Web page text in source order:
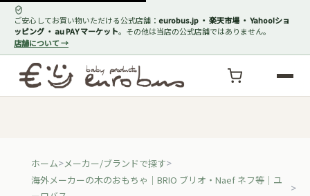
ご安心してお買い物いただける公式店舗： eurobus.jp ・ 楽天市場 ・ Yahoo!ショ
ッピング ・ au PAY マーケット。その他は当店の公式店舗ではありません。
店舗について →
ホーム メーカー/ブランドで探す
海外メーカーの木のおもちゃ｜BRIO ブリオ・Naef ネフ等｜ユ